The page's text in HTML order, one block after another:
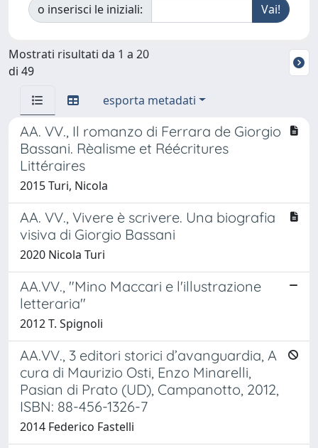
o inserisci le iniziali:
Mostrati risultati da 1 a 20
di 49
esporta metadati
AA. VV., Il romanzo di Ferrara de Giorgio
Bassani. Rèalisme et Réécritures
Littéraires
2015 Turi, Nicola
AA. VV., Vivere è scrivere. Una biografia
visiva di Giorgio Bassani
2020 Nicola Turi
AA.VV., "Mino Maccari e l'illustrazione
letteraria"
2012 T. Spignoli
AA.VV., 3 editori storici d’avanguardia, A
cura di Maurizio Osti, Enzo Minarelli,
Pasian di Prato (UD), Campanotto, 2012,
ISBN: 88-456-1326-7
2014 Federico Fastelli